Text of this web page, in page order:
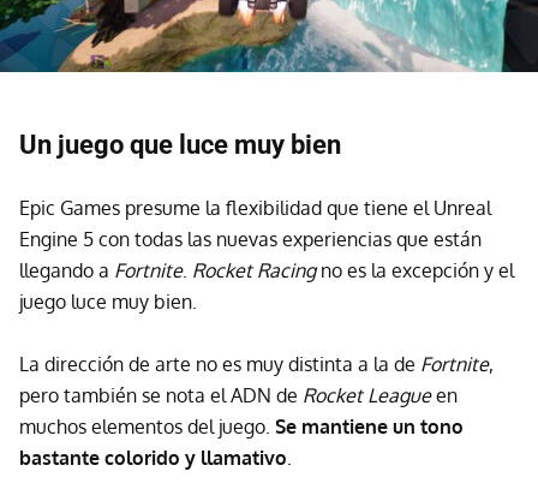
Un juego que luce muy bien
Epic Games presume la flexibilidad que tiene el Unreal
Engine 5 con todas las nuevas experiencias que están
llegando a Fortnite. Rocket Racingno es la excepción y el
juego luce muy bien.
La dirección de arte no es muy distinta a la de Fortnite,
pero también se nota el ADN de Rocket Leagueen
muchos elementos del juego. Se mantiene un tono
bastante colorido y llamativo